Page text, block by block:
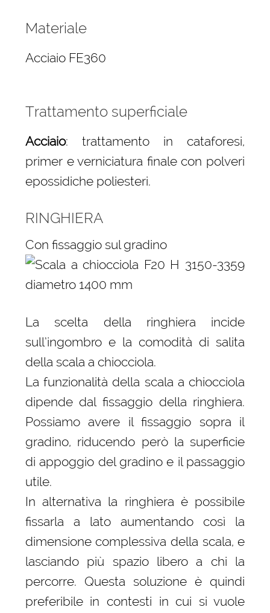
Materiale
Acciaio FE360
Trattamento superficiale
Acciaio: trattamento in cataforesi,
primer e verniciatura finale con polveri
epossidiche poliesteri.
RINGHIERA
Con fissaggio sul gradino
La scelta della ringhiera incide
sull’ingombro e la comodità di salita
della scala a chiocciola.
La funzionalità della scala a chiocciola
dipende dal fissaggio della ringhiera.
Possiamo avere il fissaggio sopra il
gradino, riducendo però la superficie
di appoggio del gradino e il passaggio
utile.
In alternativa la ringhiera è possibile
fissarla a lato aumentando così la
dimensione complessiva della scala, e
lasciando più spazio libero a chi la
percorre. Questa soluzione è quindi
preferibile in contesti in cui si vuole